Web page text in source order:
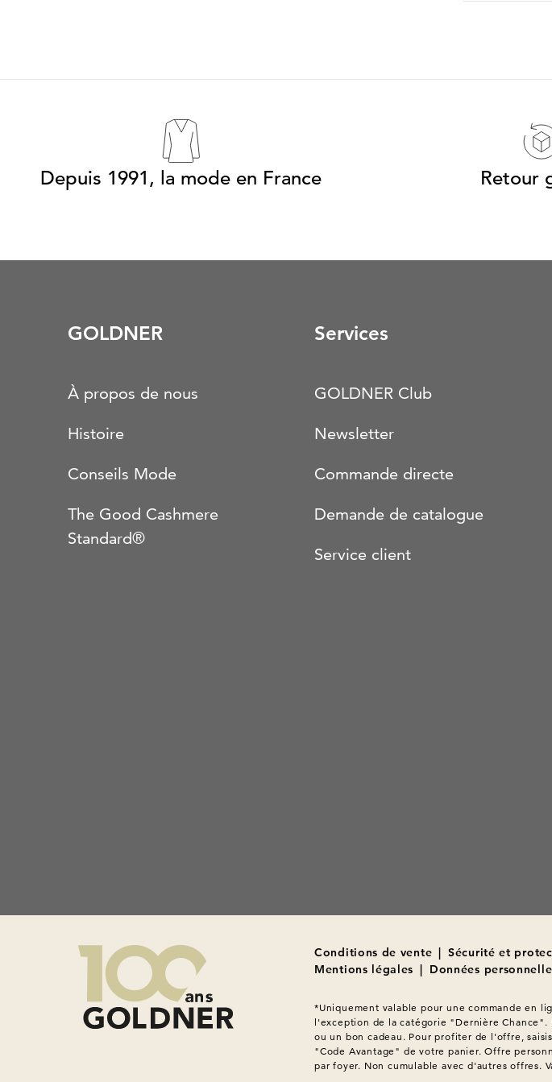
Depuis 1991, la mode en France Retour
GOLDNER
À propos de nous
Histoire
Conseils Mode
The Good Cashmere
Standard®
Services
GOLDNER Club
Newsletter
Commande directe
Demande de catalogue
Service client
Conditions de vente | Sécurité et
Mentions légales | Données
*Uniquement valable pour une commande en
l'exception de la catégorie "Dernière Chance".
ou un bon cadeau. Pour profiter de l'offre,
"Code Avantage" de votre panier. Offre
par foyer. Non cumulable avec d'autres offres.